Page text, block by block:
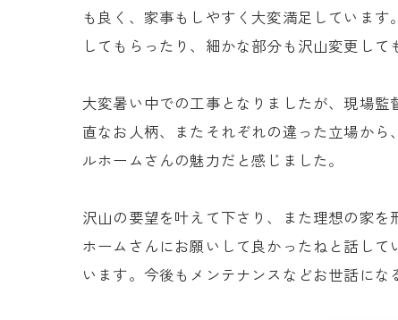
も良く、家事もしやすく大変満足していま
してもらったり、細かな部分も沢山変更し
大変暑い中での工事となりましたが、現場
直なお人柄、またそれぞれの違った立場か
ルホームさんの魅力だと感じました。
沢山の要望を叶えて下さり、また理想の家
ホームさんにお願いして良かったねと話し
います。今後もメンテナンスなどお世話にな